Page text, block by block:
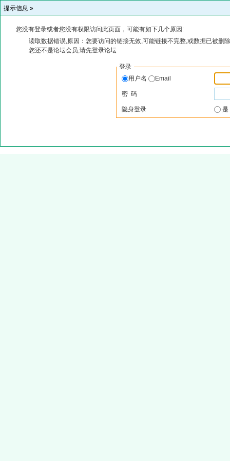
提示信息 »
您没有登录或者您没有权限访问此页面，可能有如下几个原因:
读取数据错误,原因：您要访问的链接无效,可能链接不完整,或数据已被删
您还不是论坛会员,请先登录论坛
登录
用户名
Email
密 码
隐身登录